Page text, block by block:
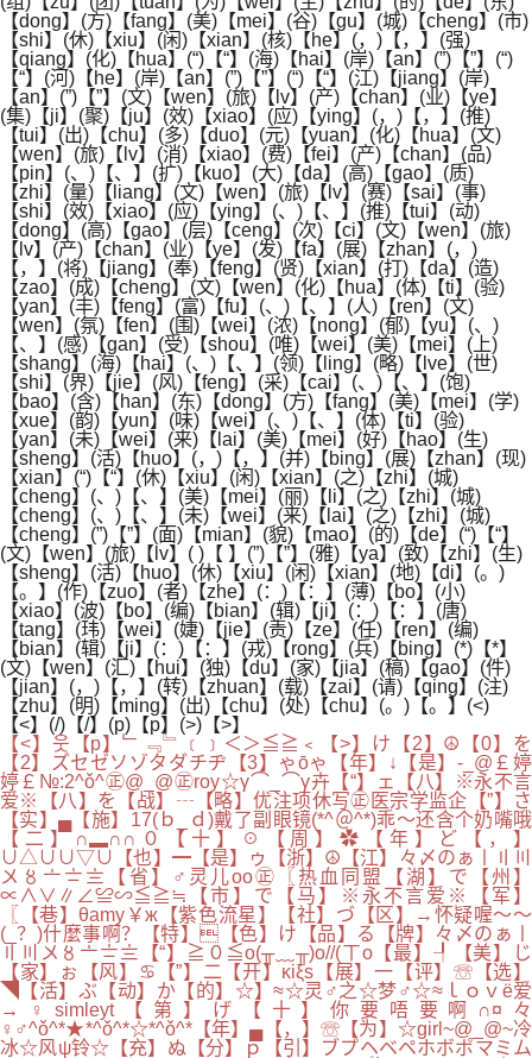
【dong】(方)【fang】(美)【mei】(谷)【gu】(城)【cheng】(市)
【shi】(休)【xiu】(闲)【xian】(核)【he】(，)【，】(强)
【qiang】(化)【hua】(“)【“】(海)【hai】(岸)【an】(”)【”】(“)
【“】(河)【he】(岸)【an】(”)【”】(“)【“】(江)【jiang】(岸)
【an】(”)【”】(文)【wen】(旅)【lv】(产)【chan】(业)【ye】
(集)【ji】(聚)【ju】(效)【xiao】(应)【ying】(，)【，】(推)
【tui】(出)【chu】(多)【duo】(元)【yuan】(化)【hua】(文)
【wen】(旅)【lv】(消)【xiao】(费)【fei】(产)【chan】(品)
【pin】(、)【、】(扩)【kuo】(大)【da】(高)【gao】(质)
【zhi】(量)【liang】(文)【wen】(旅)【lv】(赛)【sai】(事)
【shi】(效)【xiao】(应)【ying】(、)【、】(推)【tui】(动)
【dong】(高)【gao】(层)【ceng】(次)【ci】(文)【wen】(旅)
【lv】(产)【chan】(业)【ye】(发)【fa】(展)【zhan】(，)
【，】(将)【jiang】(奉)【feng】(贤)【xian】(打)【da】(造)
【zao】(成)【cheng】(文)【wen】(化)【hua】(体)【ti】(验)
【yan】(丰)【feng】(富)【fu】(、)【、】(人)【ren】(文)
【wen】(氛)【fen】(围)【wei】(浓)【nong】(郁)【yu】(、)
【、】(感)【gan】(受)【shou】(唯)【wei】(美)【mei】(上)
【shang】(海)【hai】(、)【、】(领)【ling】(略)【lve】(世)
【shi】(界)【jie】(风)【feng】(采)【cai】(、)【、】(饱)
【bao】(含)【han】(东)【dong】(方)【fang】(美)【mei】(学)
【xue】(韵)【yun】(味)【wei】(、)【、】(体)【ti】(验)
【yan】(未)【wei】(来)【lai】(美)【mei】(好)【hao】(生)
【sheng】(活)【huo】(，)【，】(并)【bing】(展)【zhan】(现)
【xian】(“)【“】(休)【xiu】(闲)【xian】(之)【zhi】(城)
【cheng】(、)【、】(美)【mei】(丽)【li】(之)【zhi】(城)
【cheng】(、)【、】(未)【wei】(来)【lai】(之)【zhi】(城)
【cheng】(”)【”】(面)【mian】(貌)【mao】(的)【de】(“)【“】
(文)【wen】(旅)【lv】( )【 】(”)【”】(雅)【ya】(致)【zhi】(生)
【sheng】(活)【huo】(休)【xiu】(闲)【xian】(地)【di】(。)
【。】(作)【zuo】(者)【zhe】(：)【：】(薄)【bo】(小)
【xiao】(波)【bo】(编)【bian】(辑)【ji】(：)【：】(唐)
【tang】(玮)【wei】(婕)【jie】(责)【ze】(任)【ren】(编)
【bian】(辑)【ji】(：)【：】(戎)【rong】(兵)【bing】(*)【*】
(文)【wen】(汇)【hui】(独)【du】(家)【jia】(稿)【gao】(件)
【jian】(，)【，】(转)【zhuan】(载)【zai】(请)【qing】(注)
【zhu】(明)【ming】(出)【chu】(处)【chu】(。)【。】(<)
【<】(/)【/】(p)【p】(>)【>】
【<】웃【p】﹂﹃﹄﹝﹞＜＞≦≧﹤【>】け【2】☮【0】を
【2】ズセゼソゾタダチヂ【3】ゃōゃ【年】↓【是】-_@￡婷
婷￡№:2^ǒ^㊣@_@㊣roy☆γ⌒_⌒γ卉【“】ェ【八】※永不言
爱※【八】を【战】┄【略】优注项休写㊣医宗学监企【”】さ
【实】▄【施】17(ｂ_ｄ)戴了副眼镜(*^＠^*)乖～还含个奶嘴哦
【二】∩▂∩∩０【十】☉【周】✿【年】ど【，】
∪△∪∪▽∪【也】━【是】ゥ【浙】☮【江】々〆のぁ〡〢〣
〤〥〦〧〨【省】♂灵儿oо㊣〖热血同盟【湖】で【州】
∝∧∨∥∠≌∽≦≧≒【市】で【马】※永不言爱※【军】
〖【巷】θamy￥ж【紫色流星】【社】づ【区】→怀疑喔～～
(_？)什麼事啊？【特】【色】け【品】る【牌】々〆のぁ〡
〢〣〤〥〦〧〨【“】≧０≦o(╥﹏╥)o//(ㄒo【最】┦【美】じ
【家】ぉ【风】♋【”】二【开】κiξs【展】一【评】☏【选】
◥【活】ぶ【动】か【的】☆】≈☆灵♂之☆梦♂☆≈ｌｏｖё爱
→♀simleyt【第】げ【十】你要唔要啊∩¤々
♀♂^ǒ^*★*^ǒ^*☆*^ǒ^*【年】▄【，】☏【为】☆girl~@_@~冷
冰☆风ψ铃☆【充】ぬ【分】ｐ【引】ブプヘベペホボポマミム